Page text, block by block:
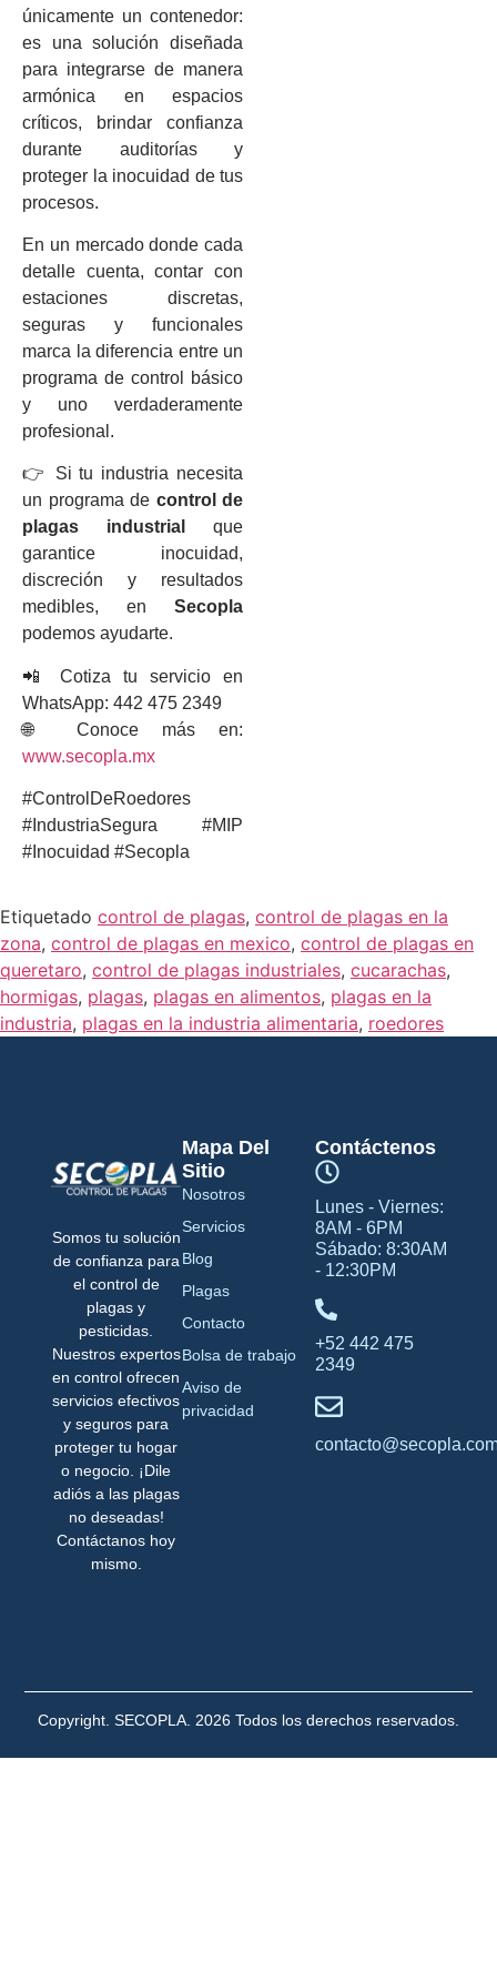
únicamente un contenedor:
es una solución diseñada
para integrarse de manera
armónica en espacios
críticos, brindar confianza
durante auditorías y
proteger la inocuidad de tus
procesos.
En un mercado donde cada
detalle cuenta, contar con
estaciones discretas,
seguras y funcionales
marca la diferencia entre un
programa de control básico
y uno verdaderamente
profesional.
👉 Si tu industria necesita
un programa de control de
plagas industrial
que
garantice inocuidad,
discreción y resultados
medibles, enSecopla
podemos ayudarte.
📲 Cotiza tu servicio en
WhatsApp: 442 475 2349
🌐 Conoce más en:
www.secopla.mx
#ControlDeRoedores
#IndustriaSegura #MIP
#Inocuidad #Secopla
Etiquetado control de plagas, control de plagas en la
zona, control de plagas en mexico, control de plagas en
queretaro, control de plagas industriales, cucarachas,
hormigas, plagas, plagas en alimentos, plagas en la
industria, plagas en la industria alimentaria, roedores
Somos tu solución
de confianza para
el control de
plagas y
pesticidas.
Nuestros expertos
en control ofrecen
servicios efectivos
y seguros para
proteger tu hogar
o negocio. ¡Dile
adiós a las plagas
no deseadas!
Contáctanos hoy
mismo.
Contáctenos
Lunes - Viernes:
8AM - 6PM
Sábado: 8:30AM
- 12:30PM
+52 442 475
2349
Mapa Del
Sitio
Nosotros
Servicios
Blog
Plagas
Contacto
Bolsa de trabajo
Aviso de
privacidad
Copyright. SECOPLA. 2026 Todos los derechos reservados.